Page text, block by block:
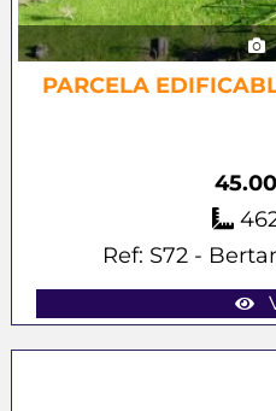
PARCELA
Ref: S72 -